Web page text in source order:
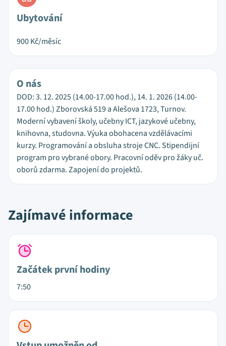
Ubytování
900Kč/měsíc
O nás
DOD: 3. 12. 2025 (14.00-17.00 hod.), 14. 1. 2026 (14.00-
17.00 hod.) Zborovská 519 a Alešova 1723, Turnov.
Moderní vybavení školy, učebny ICT, jazykové učebny,
knihovna, studovna. Výuka obohacena vzdělávacími
kurzy. Programování a obsluha stroje CNC. Stipendijní
program pro vybrané obory. Pracovní oděv pro žáky uč.
oborů zdarma. Zapojení do projektů.
Zajímavé informace
Začátek první hodiny
7:50